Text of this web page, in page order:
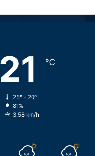
21 ℃
25º - 20º
81%
3.58 km/h